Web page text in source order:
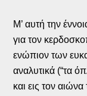
Μ’ αυτή την
για τον
ενώπιον των
αναλυτικά (“τα
και εις τον